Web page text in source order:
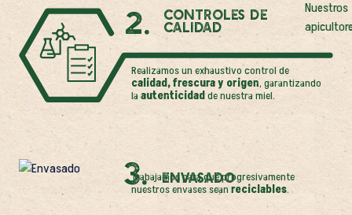
2. Controles de
calidad
Realizamos un exhaustivo control de
calidad, frescura y origen, garantizando
laautenticidadde nuestra miel.
3. Envasado
Trabajamos para que progresivamente
nuestros envases seanreciclables.